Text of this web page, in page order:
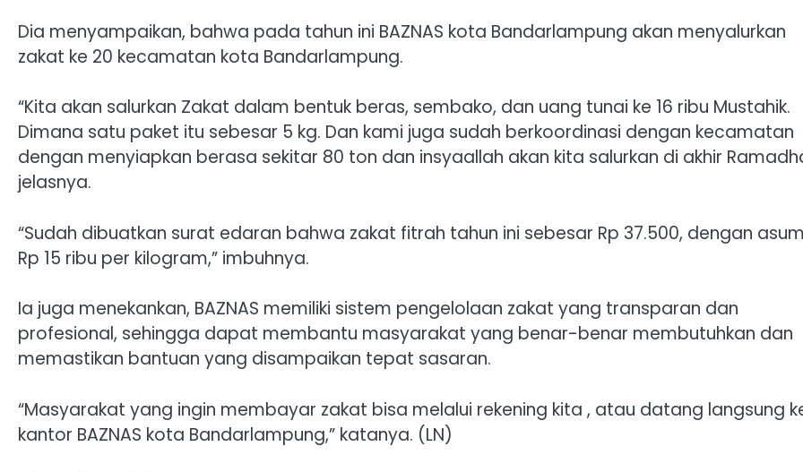
Dia menyampaikan, bahwa pada tahun ini BAZNAS kota Bandarlampung akan menyalurkan
zakat ke 20 kecamatan kota Bandarlampung.
“Kita akan salurkan Zakat dalam bentuk beras, sembako, dan uang tunai ke 16 ribu Mustahik.
Dimana satu paket itu sebesar 5 kg. Dan kami juga sudah berkoordinasi dengan kecamatan
dengan menyiapkan berasa sekitar 80 ton dan insyaallah akan kita salurkan di akhir
jelasnya.
“Sudah dibuatkan surat edaran bahwa zakat fitrah tahun ini sebesar Rp 37.500, dengan
Rp 15 ribu per kilogram,” imbuhnya.
Ia juga menekankan, BAZNAS memiliki sistem pengelolaan zakat yang transparan dan
profesional, sehingga dapat membantu masyarakat yang benar-benar membutuhkan dan
memastikan bantuan yang disampaikan tepat sasaran.
“Masyarakat yang ingin membayar zakat bisa melalui rekening kita , atau datang langsung
kantor BAZNAS kota Bandarlampung,” katanya. (LN)